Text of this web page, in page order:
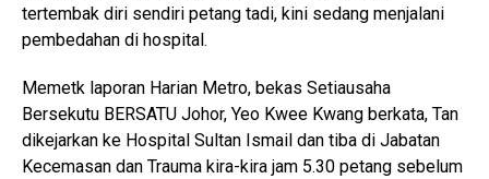
tertembak diri sendiri petang tadi, kini sedang menjalani
pembedahan di hospital.
Memetk laporan Harian Metro, bekas Setiausaha
Bersekutu BERSATU Johor, Yeo Kwee Kwang berkata, Tan
dikejarkan ke Hospital Sultan Ismail dan tiba di Jabatan
Kecemasan dan Trauma kira-kira jam 5.30 petang sebelum